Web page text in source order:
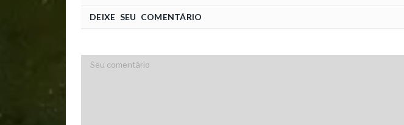
DEIXE SEU COMENTÁRIO